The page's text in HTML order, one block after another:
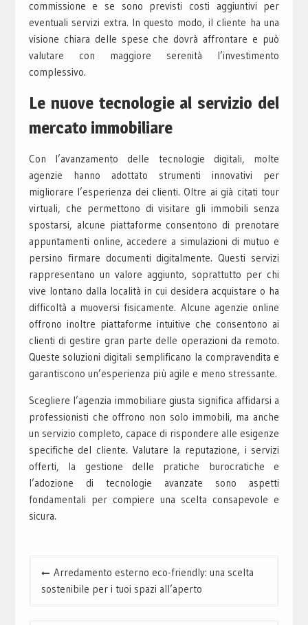
commissione e se sono previsti costi aggiuntivi per
eventuali servizi extra. In questo modo, il cliente ha una
visione chiara delle spese che dovrà affrontare e può
valutare con maggiore serenità l’investimento
complessivo.
Le nuove tecnologie al servizio del
mercato immobiliare
Con l’avanzamento delle tecnologie digitali, molte
agenzie hanno adottato strumenti innovativi per
migliorare l’esperienza dei clienti. Oltre ai già citati tour
virtuali, che permettono di visitare gli immobili senza
spostarsi, alcune piattaforme consentono di prenotare
appuntamenti online, accedere a simulazioni di mutuo e
persino firmare documenti digitalmente. Questi servizi
rappresentano un valore aggiunto, soprattutto per chi
vive lontano dalla località in cui desidera acquistare o ha
difficoltà a muoversi fisicamente. Alcune agenzie online
offrono inoltre piattaforme intuitive che consentono ai
clienti di gestire gran parte delle operazioni da remoto.
Queste soluzioni digitali semplificano la compravendita e
garantiscono un’esperienza più agile e meno stressante.
Scegliere l’agenzia immobiliare giusta significa affidarsi a
professionisti che offrono non solo immobili, ma anche
un servizio completo, capace di rispondere alle esigenze
specifiche del cliente. Valutare la reputazione, i servizi
offerti, la gestione delle pratiche burocratiche e
l’adozione di tecnologie avanzate sono aspetti
fondamentali per compiere una scelta consapevole e
sicura.
Navigazione
articoli
Arredamento esterno eco-friendly: una scelta
sostenibile per i tuoi spazi all’aperto